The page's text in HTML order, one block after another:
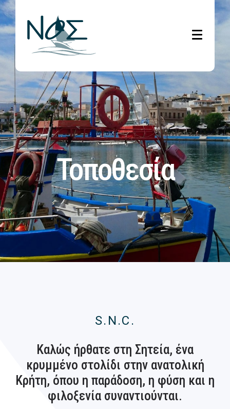
Τοποθεσία
S.N.C.
Καλώς ήρθατε στη Σητεία, ένα
κρυμμένο στολίδι στην ανατολική
Κρήτη, όπου η παράδοση, η φύση και η
φιλοξενία συναντιούνται.